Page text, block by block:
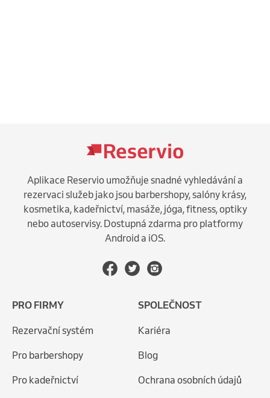
Aplikace Reservio umožňuje snadné vyhledávání a
rezervaci služeb jako jsou barbershopy, salóny krásy,
kosmetika, kadeřnictví, masáže, jóga, fitness, optiky
nebo autoservisy. Dostupná zdarma pro platformy
Android a iOS.
PRO FIRMY
Rezervační systém
Pro barbershopy
Pro kadeřnictví
SPOLEČNOST
Kariéra
Blog
Ochrana osobních údajů